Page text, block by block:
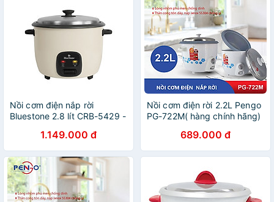
Nồi cơm điện nắp rời
Bluestone 2.8 lít CRB-5429 -
1.149.000 đ
Nồi cơm điện rời 2.2L Pengo
PG-722M( hàng chính hãng)
689.000 đ